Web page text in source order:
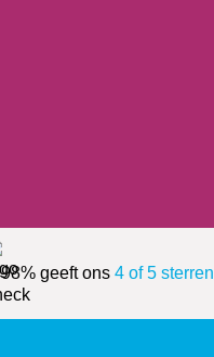
98% geeft ons 4 of 5 sterren